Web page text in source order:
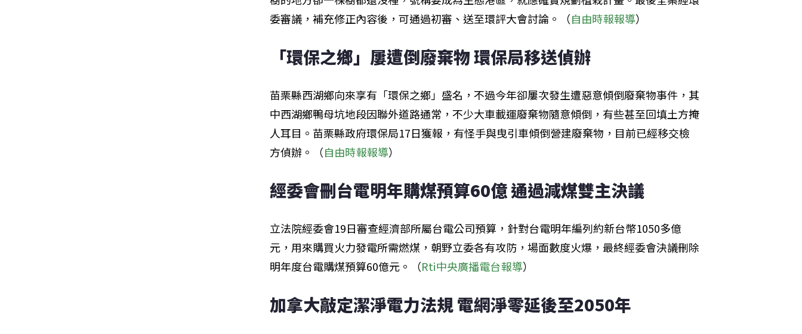
委審議，補充修正內容後，可通過初審、送至環評大會討論。（自由時報報導）
「環保之鄉」屢遭倒廢棄物 環保局移送偵辦
苗栗縣西湖鄉向來享有「環保之鄉」盛名，不過今年卻屢次發生遭惡意傾倒廢棄物事件，其
中西湖鄉鴨母坑地段因聯外道路通常，不少大車載運廢棄物隨意傾倒，有些甚至回填土方掩
人耳目。苗栗縣政府環保局17日獲報，有怪手與曳引車傾倒營建廢棄物，目前已經移交檢
方偵辦。（自由時報報導）
經委會刪台電明年購煤預算60億 通過減煤雙主決議
立法院經委會19日審查經濟部所屬台電公司預算，針對台電明年編列約新台幣1050多億
元，用來購買火力發電所需燃煤，朝野立委各有攻防，場面數度火爆，最終經委會決議刪除
明年度台電購煤預算60億元。（Rti中央廣播電台報導）
加拿大敲定潔淨電力法規 電網淨零延後至2050年